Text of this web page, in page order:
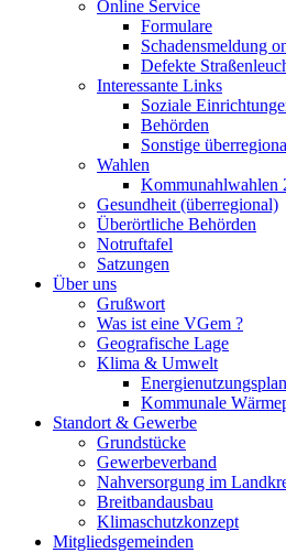
Online Service
Formulare
Schadensmeldung
Defekte
Interessante Links
Soziale
Behörden
Sonstige
Wahlen
Kommunahlwahlen
Gesundheit (überregional)
Überörtliche Behörden
Notruftafel
Satzungen
Über uns
Grußwort
Was ist eine VGem ?
Geografische Lage
Klima & Umwelt
Energienutzungsplan
Kommunale
Standort & Gewerbe
Grundstücke
Gewerbeverband
Nahversorgung im
Breitbandausbau
Klimaschutzkonzept
Mitgliedsgemeinden